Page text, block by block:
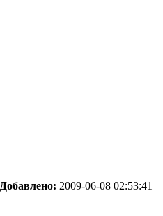
Добавлено: 2009-06-08 02:53:41